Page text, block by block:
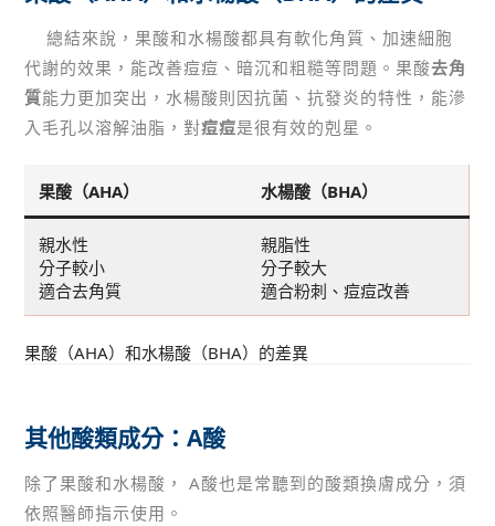
總結來說，果酸和水楊酸都具有軟化角質、加速細胞
代謝的效果，能改善痘痘、暗沉和粗糙等問題。果酸去角
質能力更加突出，水楊酸則因抗菌、抗發炎的特性，能滲
入毛孔以溶解油脂，對痘痘是很有效的剋星。
果酸（AHA） 水楊酸（BHA）
親水性
分子較小
適合去角質
親脂性
分子較大
適合粉刺、痘痘改善
果酸（AHA）和水楊酸（BHA）的差異
其他酸類成分：A酸
除了果酸和水楊酸， A酸也是常聽到的酸類換膚成分，須
依照醫師指示使用。